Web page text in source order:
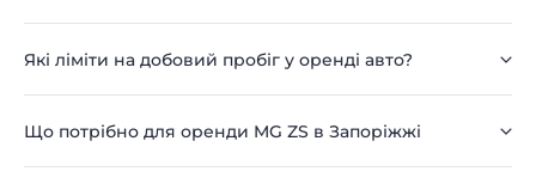
Які ліміти на добовий пробіг у оренді авто?
Що потрібно для оренди MG ZS в Запоріжжі